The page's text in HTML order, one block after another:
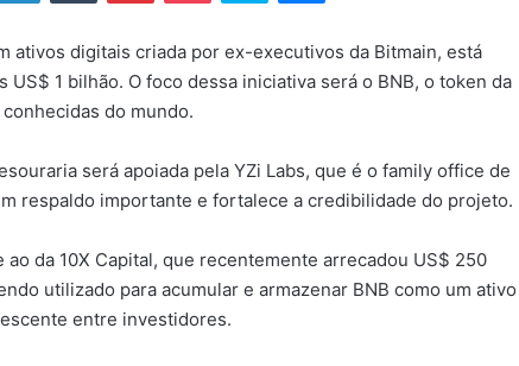
ativos digitais criada por ex-executivos da Bitmain, está
1 bilhão. O foco dessa iniciativa será o BNB, o token da
do mundo.
será apoiada pela YZi Labs, que é o family office de
respaldo importante e fortalece a credibilidade do projeto.
da 10X Capital, que recentemente arrecadou US$ 250
utilizado para acumular e armazenar BNB como um ativo
entre investidores.